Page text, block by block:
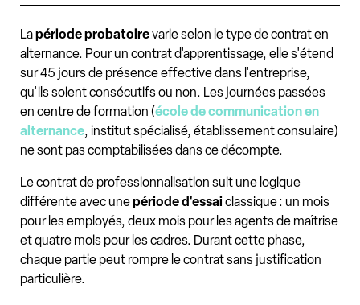
Lapériode probatoirevarie selon le type de contrat en
alternance. Pour un contrat d'apprentissage, elle s'étend
sur 45 jours de présence effective dans l'entreprise,
qu'ils soient consécutifs ou non. Les journées passées
en centre de formation (école de communication en
alternance, institut spécialisé, établissement consulaire)
ne sont pas comptabilisées dans ce décompte.
Le contrat de professionnalisation suit une logique
différente avec unepériode d'essaiclassique : un mois
pour les employés, deux mois pour les agents de maîtrise
et quatre mois pour les cadres. Durant cette phase,
chaque partie peut rompre le contrat sans justification
particulière.